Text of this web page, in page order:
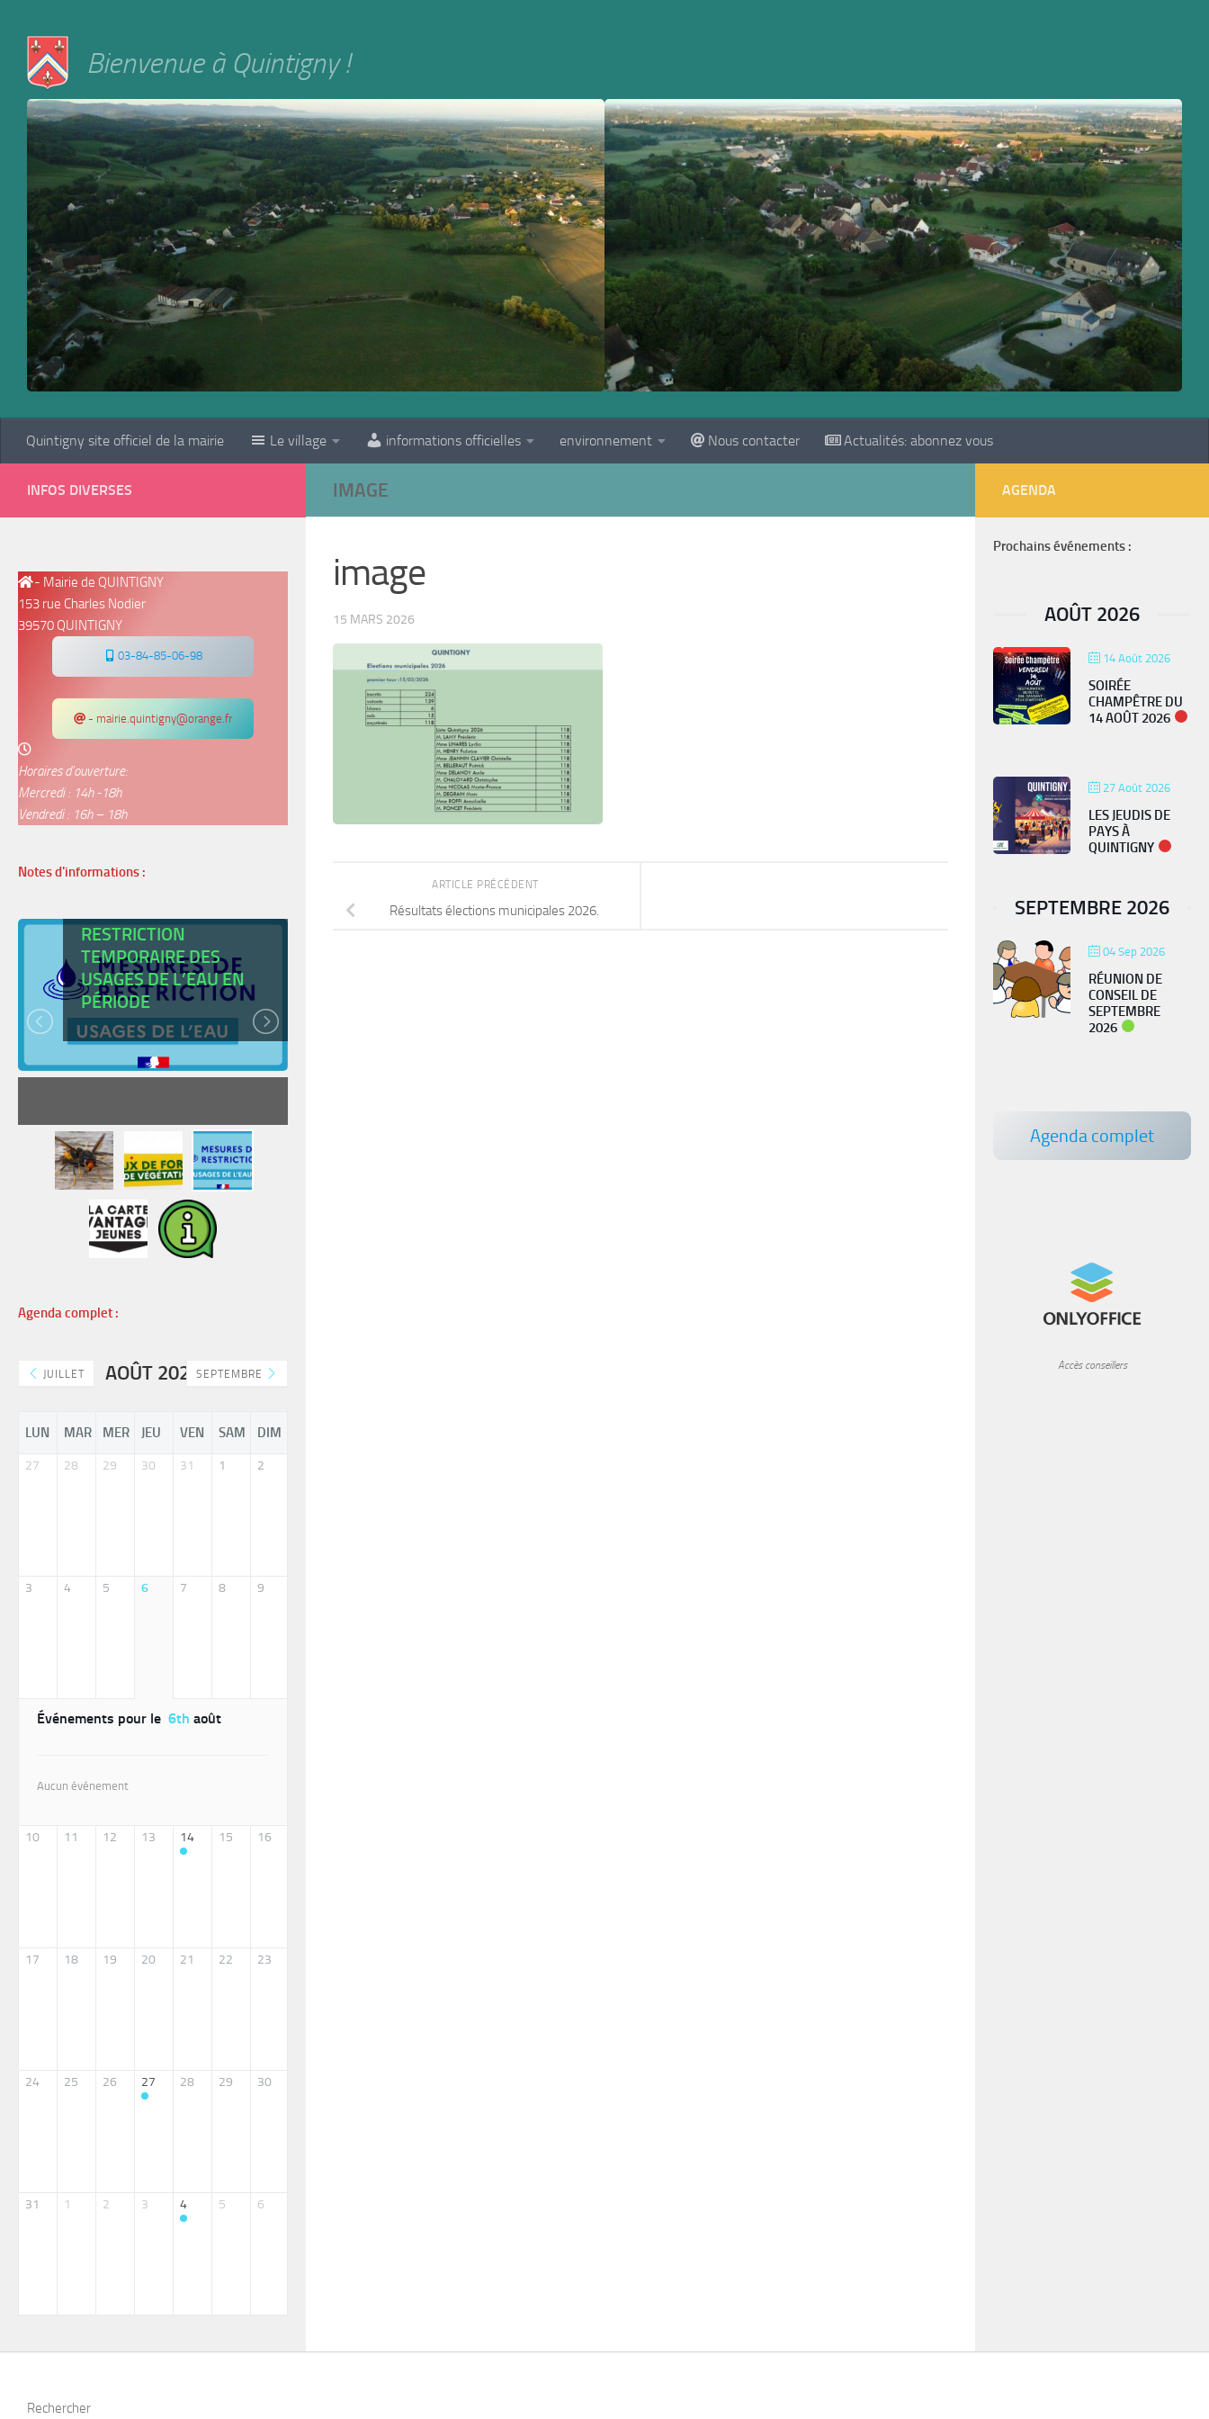
Bienvenue à Quintigny !
Quintigny site officiel de la mairie Le village informations officielles environnement Nous contacter Actualités: abonnez vous
IMAGE
image
15 MARS 2026
ARTICLE PRÉCÉDENT
Résultats élections municipales 2026.
INFOS DIVERSES
- Mairie de QUINTIGNY
153 rue Charles Nodier
39570 QUINTIGNY
03-84-85-06-98
- mairie.quintigny@orange.fr
Horaires d’ouverture:
Mercredi : 14h -18h
Vendredi : 16h – 18h
Notes d'informations :
RESTRICTION
TEMPORAIRE DES
USAGES DE L’EAU EN
PÉRIODE
READ MORE
Agenda complet :
JUILLET AOÛT 2026SEPTEMBRE
LUN MAR MER JEU VEN SAM DIM
27 28 29 30 31 1 2
3 4 5 6 7 8 9
Événements pour le 6th août
Aucun événement
10 11 12 13 14 15 16
17 18 19 20 21 22 23
24 25 26 27 28 29 30
31 1 2 3 4 5 6
AGENDA
Prochains événements :
AOÛT 2026
14 Août 2026
SOIRÉE
CHAMPÊTRE DU
14 AOÛT 2026
27 Août 2026
LES JEUDIS DE
PAYS À
QUINTIGNY
SEPTEMBRE 2026
04 Sep 2026
RÉUNION DE
CONSEIL DE
SEPTEMBRE
2026
Agenda complet
Accès conseillers
Rechercher